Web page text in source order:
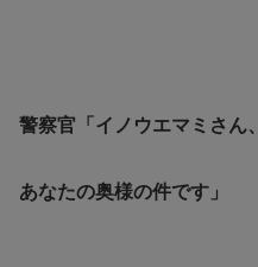
警察官「イノウエマミさん、
あなたの奥様の件です」